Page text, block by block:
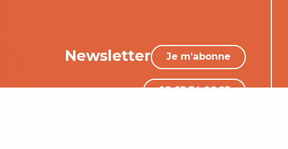
Newsletter Je m'abonne
05 65 34 06 25